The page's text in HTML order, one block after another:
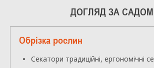
ДОГЛЯД ЗА САДОМ
Обрізка рослин
Секатори традиційні, ергономічні